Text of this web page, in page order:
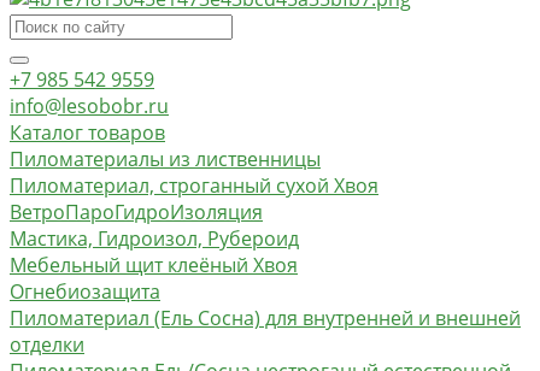
+7 985 542 9559
info@lesobobr.ru
Каталог товаров
Пиломатериалы из лиственницы
Пиломатериал, строганный сухой Хвоя
ВетроПароГидроИзоляция
Мастика, Гидроизол, Рубероид
Мебельный щит клеёный Хвоя
Огнебиозащита
Пиломатериал (Ель Сосна) для внутренней и внешней
отделки